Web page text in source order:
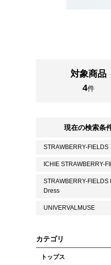
対象商品
4件
現在の検索条
STRAWBERRY-FIELDS
ICHIE STRAWBERRY-
STRAWBERRY-FIELDS
Dress
UNIVERVALMUSE
カテゴリ
トップス